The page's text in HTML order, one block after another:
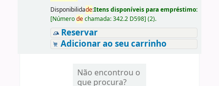
Disponibilidade:Itens disponíveis para empréstimo:
[Númerodechamada:342.2 D598] (2).
Reservar
Adicionar ao seu carrinho
Não encontrou o
que procura?